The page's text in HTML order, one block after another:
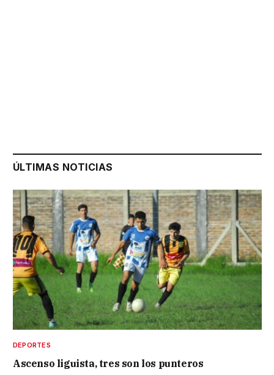
ÚLTIMAS NOTICIAS
DEPORTES
Ascenso liguista, tres son los punteros